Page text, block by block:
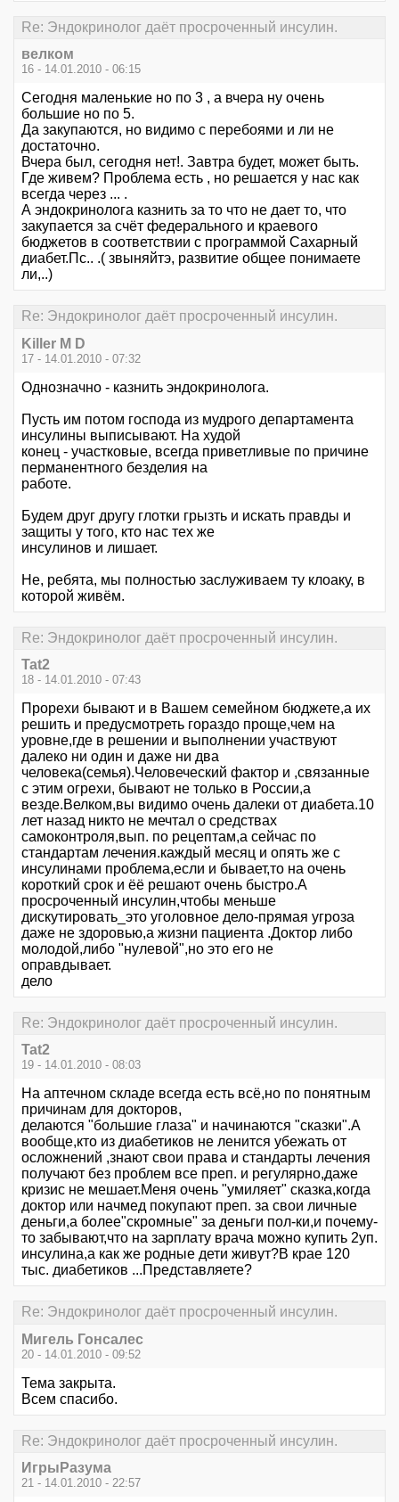
Re: Эндокринолог даёт просроченный инсулин.
велком
16 - 14.01.2010 - 06:15
Сегодня маленькие но по 3 , а вчера ну очень
большие но по 5.
Да закупаются, но видимо с перебоями и ли не
достаточно.
Вчера был, сегодня нет!. Завтра будет, может быть.
Где живем? Проблема есть , но решается у нас как
всегда через ... .
А эндокринолога казнить за то что не дает то, что
закупается за счёт федерального и краевого
бюджетов в соответствии с программой Сахарный
диабет.Пс.. .( звыняйтэ, развитие общее понимаете
ли,..)
Re: Эндокринолог даёт просроченный инсулин.
Killer M D
17 - 14.01.2010 - 07:32
Однозначно - казнить эндокринолога.
Пусть им потом господа из мудрого департамента
инсулины выписывают. На худой
конец - участковые, всегда приветливые по причине
перманентного безделия на
работе.
Будем друг другу глотки грызть и искать правды и
защиты у того, кто нас тех же
инсулинов и лишает.
Не, ребята, мы полностью заслуживаем ту клоаку, в
которой живём.
Re: Эндокринолог даёт просроченный инсулин.
Tat2
18 - 14.01.2010 - 07:43
Прорехи бывают и в Вашем семейном бюджете,а их
решить и предусмотреть гораздо проще,чем на
уровне,где в решении и выполнении участвуют
далеко ни один и даже ни два
человека(семья).Человеческий фактор и ,связанные
с этим огрехи, бывают не только в России,а
везде.Велком,вы видимо очень далеки от диабета.10
лет назад никто не мечтал о средствах
самоконтроля,вып. по рецептам,а сейчас по
стандартам лечения.каждый месяц и опять же с
инсулинами проблема,если и бывает,то на очень
короткий срок и ёё решают очень быстро.А
просроченный инсулин,чтобы меньше
дискутировать_это уголовное дело-прямая угроза
даже не здоровью,а жизни пациента .Доктор либо
молодой,либо "нулевой",но это его не
дело
Re: Эндокринолог даёт просроченный инсулин.
Tat2
19 - 14.01.2010 - 08:03
На аптечном складе всегда есть всё,но по понятным
причинам для докторов,
делаются "большие глаза" и начинаются "сказки".А
вообще,кто из диабетиков не ленится убежать от
осложнений ,знают свои права и стандарты лечения
получают без проблем все преп. и регулярно,даже
кризис не мешает.Меня очень "умиляет" сказка,когда
доктор или начмед покупают преп. за свои личные
деньги,а более"скромные" за деньги пол-ки,и почему-
то забывают,что на зарплату врача можно купить 2уп.
инсулина,а как же родные дети живут?В крае 120
тыс. диабетиков ...Представляете?
Re: Эндокринолог даёт просроченный инсулин.
Мигель Гонсалес
20 - 14.01.2010 - 09:52
Тема закрыта.
Всем спасибо.
Re: Эндокринолог даёт просроченный инсулин.
ИгрыРазума
21 - 14.01.2010 - 22:57